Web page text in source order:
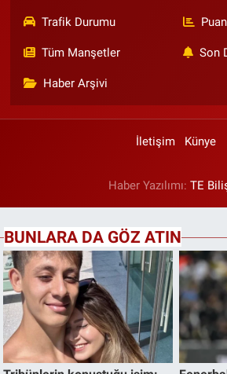
Trafik Durumu
Tüm Manşetler Son
Haber Arşivi
İletişim Künye
Haber Yazılımı: TE